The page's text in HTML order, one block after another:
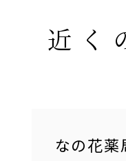
近く
なの花薬